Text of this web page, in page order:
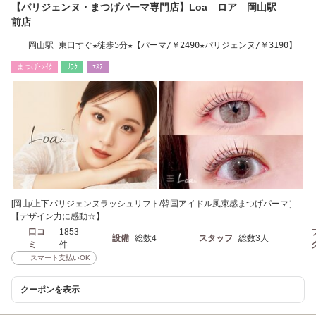
【パリジェンヌ・まつげパーマ専門店】Loa ロア 岡山駅
前店
岡山駅 東口すぐ★徒歩5分★【パーマ/￥2490★パリジェンヌ/￥3190】
まつげ･ﾒｲｸ ﾘﾗｸ ｴｽﾃ
[岡山/上下パリジェンヌラッシュリフト/韓国アイドル風束感まつげパーマ］
【デザイン力に感動☆】
口コ
ミ
1853
件
設備 総数4 スタッフ 総数3人
スマート支払いOK
クーポンを表示